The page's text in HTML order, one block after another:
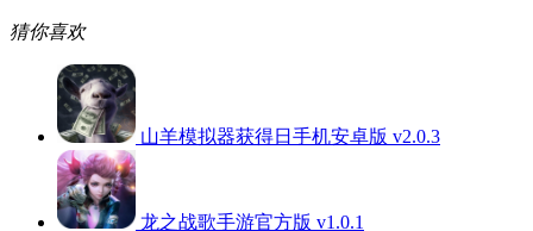
猜你喜欢
山羊模拟器获得日手机安卓版 v2.0.3
龙之战歌手游官方版 v1.0.1